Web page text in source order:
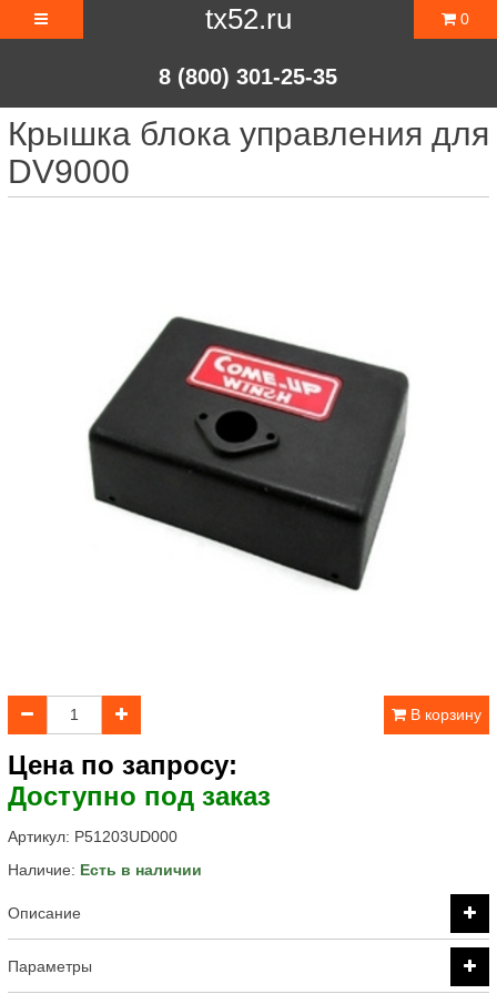
tx52.ru
8 (800) 301-25-35
0
Крышка блока управления для
DV9000
В корзину
Цена по запросу:
Доступно под заказ
Артикул: P51203UD000
Наличие: Есть в наличии
Описание
Параметры